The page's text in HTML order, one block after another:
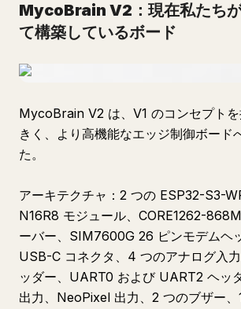
MycoBrain V2：現在私たちが
て構築しているボード
MycoBrain V2 は、V1 のコンセプト
きく、より高機能なエッジ制御ボード
た。
アーキテクチャ：2 つの ESP32-S3-
N16R8 モジュール、CORE1262-
ーバー、SIM7600G 26 ピンモデムヘ
USB-C コネクタ、4 つのアナログ入
ッダー、UART0 および UART2 ヘッ
出力、NeoPixel 出力、2 つのブザー